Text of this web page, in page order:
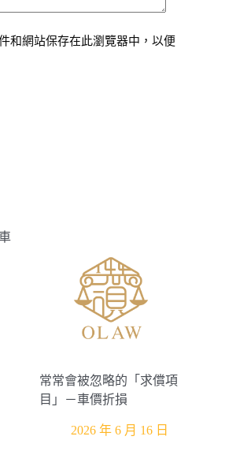
和網站保存在此瀏覽器中，以便
常常會被忽略的「求償項
目」－車價折損
2026 年 6 月 16 日